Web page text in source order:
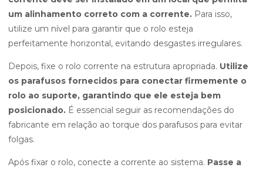
um alinhamento correto com a corrente. Para isso,
utilize um nível para garantir que o rolo esteja
perfeitamente horizontal, evitando desgastes irregulares.
Depois, fixe o rolo corrente na estrutura apropriada. Utilize
os parafusos fornecidos para conectar firmemente o
rolo ao suporte, garantindo que ele esteja bem
posicionado. É essencial seguir as recomendações do
fabricante em relação ao torque dos parafusos para evitar
folgas.
Após fixar o rolo, conecte a corrente ao sistema. Passe a